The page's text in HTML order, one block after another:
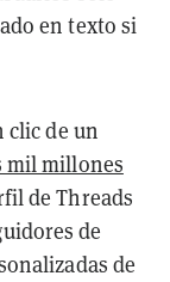
en texto si
clic de un
mil millones
de Threads
de
de